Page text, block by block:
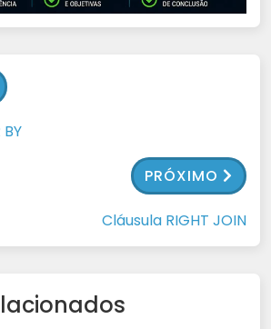
PRÓXIMO
Cláusula RIGHT JOIN